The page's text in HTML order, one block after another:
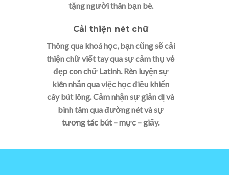
tặng người thân bạn bè.
Cải thiện nét chữ
Thông qua khoá học, bạn cũng sẽ cải
thiện chữ viết tay qua sự cảm thụ vẻ
đẹp con chữ Latinh. Rèn luyện sự
kiên nhẫn qua việc học điều khiển
cây bút lông. Cảm nhận sự giản dị và
bình tâm qua đường nét và sự
tương tác bút – mực – giấy.